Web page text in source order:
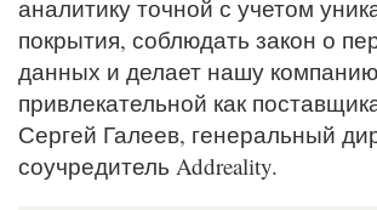
аналитику точной с учетом
покрытия, соблюдать закон о
данных и делает нашу компанию
привлекательной как
Сергей Галеев, генеральный
соучредитель Addreality.